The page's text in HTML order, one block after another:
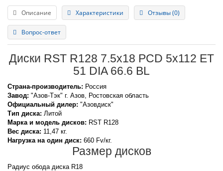
Описание Характеристики Отзывы (0)
Вопрос-ответ
Диски RST R128 7.5x18 PCD 5x112 ET
51 DIA 66.6 BL
Страна-производитель: Россия
Завод: "Азов-Тэк" г. Азов, Ростовская область
Официальный дилер: "Азовдиск"
Тип диска: Литой
Марка и модель дисков: RST R128
Вес диска: 11,47 кг.
Нагрузка на один диск: 660 Fv/кг.
Размер дисков
Радиус обода диска R18